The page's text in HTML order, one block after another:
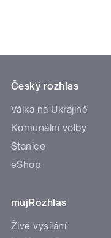
Český rozhlas
Válka na Ukrajině
Komunální volby
Stanice
eShop
mujRozhlas
Živé vysílání